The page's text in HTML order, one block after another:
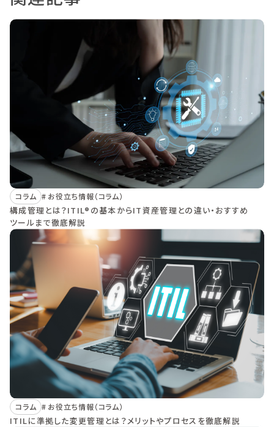
コラム お役立ち情報（コラム）
構成管理とは？ITIL®の基本からIT資産管理との違い・おすすめ
ツールまで徹底解説
コラム お役立ち情報（コラム）
ITILに準拠した変更管理とは？メリットやプロセスを徹底解説